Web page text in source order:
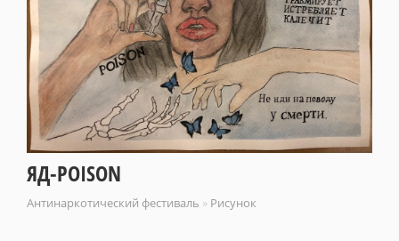
ЯД-POISON
Антинаркотический фестиваль » Рисунок